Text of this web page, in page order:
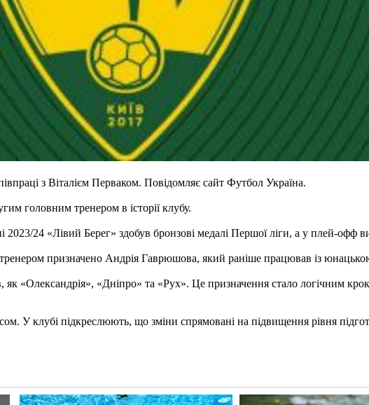
з Віталієм Перваком. Повідомляє сайт Футбол Україна.
головним тренером в історії клубу.
2023/24 «Лівий Берег» здобув бронзові медалі Першої ліги, а у плей-
призначено Андрія Гаврюшова, який раніше працював із
«Олександрія», «Дніпро» та «Рух». Це призначення стало логічним
У клубі підкреслюють, що зміни спрямовані на підвищення рівня